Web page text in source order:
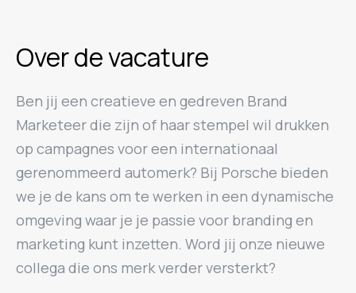
Over de vacature
Ben jij een creatieve en gedreven Brand
Marketeer die zijn of haar stempel wil drukken
op campagnes voor een internationaal
gerenommeerd automerk? Bij Porsche bieden
we je de kans om te werken in een dynamische
omgeving waar je je passie voor branding en
marketing kunt inzetten. Word jij onze nieuwe
collega die ons merk verder versterkt?